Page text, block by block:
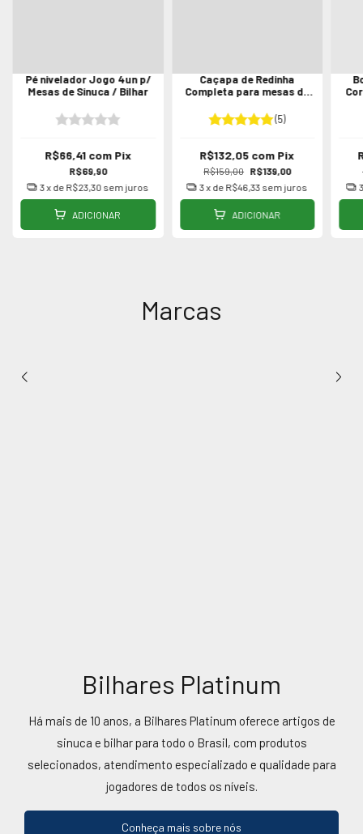
Pé nivelador Jogo 4un p/
Mesas de Sinuca / Bilhar
R$69,90
R$66,41 com Pix
3x de R$23,30 sem juros
ADICIONAR
Caçapa de Redinha
Completa para mesas de
(5)
R$159,00 R$139,00
R$132,05 com Pix
3x de R$46,33 sem juros
ADICIONAR
Marcas
Bilhares Platinum
Há mais de 10 anos, a Bilhares Platinum oferece artigos de
sinuca e bilhar para todo o Brasil, com produtos
selecionados, atendimento especializado e qualidade para
jogadores de todos os níveis.
Conheça mais sobre nós